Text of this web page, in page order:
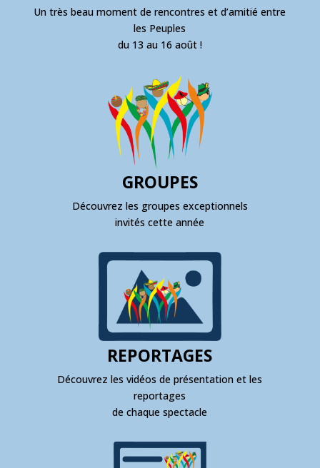
Un très beau moment de rencontres et d’amitié entre
les Peuples
du 13 au 16 août !
GROUPES
Découvrez les groupes exceptionnels
invités cette année
REPORTAGES
Découvrez les vidéos de présentation et les
reportages
de chaque spectacle